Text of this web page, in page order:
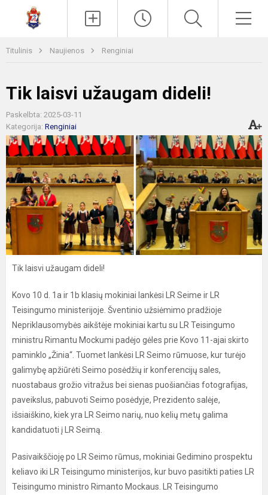
Titulinis Naujienos Renginiai
Tik laisvi užaugam dideli!
Paskelbta: 2025-03-11
Kategorija: Renginiai
Tik laisvi užaugam dideli!
Kovo 10 d. 1a ir 1b klasių mokiniai lankėsi LR Seime ir LR
Teisingumo ministerijoje. Šventinio užsiėmimo pradžioje
Nepriklausomybės aikštėje mokiniai kartu su LR Teisingumo
ministru Rimantu Mockumi padėjo gėles prie Kovo 11-ajai skirto
paminklo „Žinia“. Tuomet lankėsi LR Seimo rūmuose, kur turėjo
galimybę apžiūrėti Seimo posėdžių ir konferencijų sales,
nuostabaus grožio vitražus bei sienas puošiančias fotografijas,
paveikslus, pabuvoti Seimo posėdyje, Prezidento salėje,
išsiaiškino, kiek yra LR Seimo narių, nuo kelių metų galima
kandidatuoti į LR Seimą.
Pasivaikščioję po LR Seimo rūmus, mokiniai Gedimino prospektu
keliavo iki LR Teisingumo ministerijos, kur buvo pasitikti paties LR
Teisingumo ministro Rimanto Mockaus. LR Teisingumo